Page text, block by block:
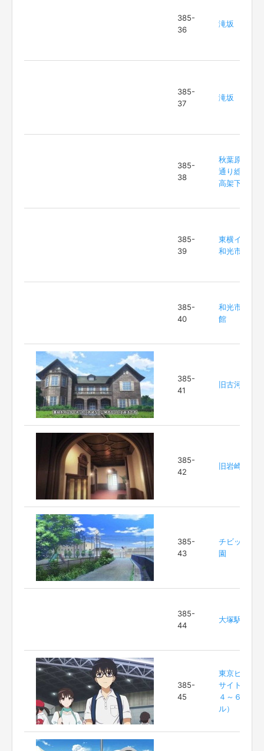
385-
36
滝坂
385-
37
滝坂
385-
38
秋葉原中央
通り総武線
高架下付近
385-
39
東横イン
和光市駅前
385-
40
和光市図書
館
385-
41
旧古河庭園
385-
42
旧岩崎邸
385-
43
チビッコ公
園
385-
44
大塚駅
385-
45
東京ビッグ
サイト（東
４～６ホー
ル）